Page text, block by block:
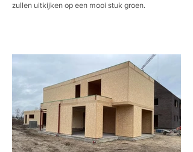
zullen uitkijken op een mooi stuk groen.